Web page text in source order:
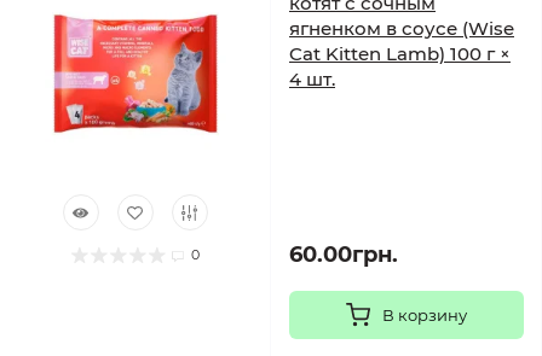
0
ягненком в соусе (Wise
Cat Kitten Lamb) 100 г ×
4 шт.
60.00грн.
В корзину